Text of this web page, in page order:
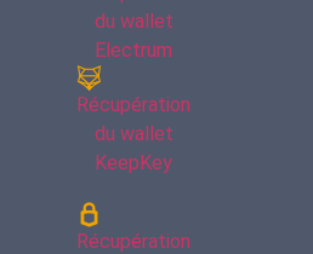
du wallet
Electrum
Récupération
du wallet
KeepKey
Récupération